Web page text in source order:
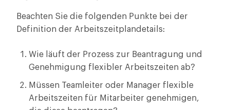
Beachten Sie die folgenden Punkte bei der
Definition der Arbeitszeitplandetails:
Wie läuft der Prozess zur Beantragung und
Genehmigung flexibler Arbeitszeiten ab?
Müssen Teamleiter oder Manager flexible
Arbeitszeiten für Mitarbeiter genehmigen,